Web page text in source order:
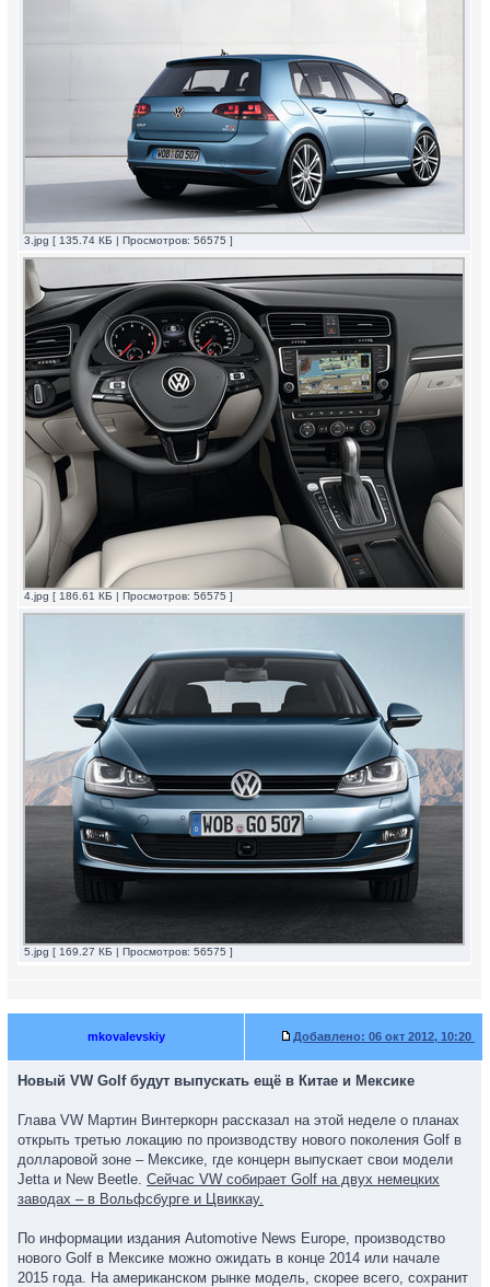
3.jpg [ 135.74 КБ | Просмотров: 56575 ]
4.jpg [ 186.61 КБ | Просмотров: 56575 ]
5.jpg [ 169.27 КБ | Просмотров: 56575 ]
mkovalevskiy Добавлено: 06 окт 2012, 10:20
Новый VW Golf будут выпускать ещё в Китае и Мексике
Глава VW Мартин Винтеркорн рассказал на этой неделе о планах
открыть третью локацию по производству нового поколения Golf в
долларовой зоне – Мексике, где концерн выпускает свои модели
Jetta и New Beetle. Сейчас VW собирает Golf на двух немецких
заводах – в Вольфсбурге и Цвиккау.
По информации издания Automotive News Europe, производство
нового Golf в Мексике можно ожидать в конце 2014 или начале
2015 года. На американском рынке модель, скорее всего, сохранит